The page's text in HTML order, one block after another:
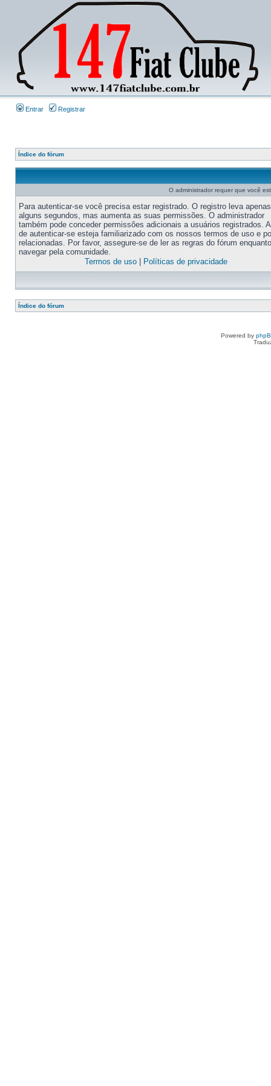
Entrar Registrar
Índice do fórum
O administrador requer que você
Para autenticar-se você precisa estar registrado. O registro leva apenas
alguns segundos, mas aumenta as suas permissões. O administrador
também pode conceder permissões adicionais a usuários registrados.
de autenticar-se esteja familiarizado com os nossos termos de uso e
relacionadas. Por favor, assegure-se de ler as regras do fórum enquanto
navegar pela comunidade.
Termos de uso| Políticas de privacidade
Índice do fórum
Powered by